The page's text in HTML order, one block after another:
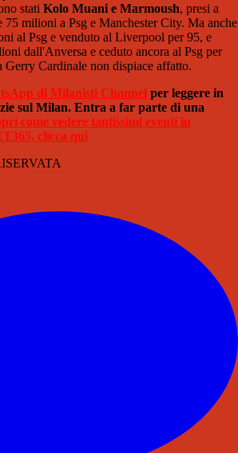
stati Kolo Muani e Marmoush, presi a
75 milioni a Psg e Manchester City. Ma anche
al Psg e venduto al Liverpool per 95, e
dall'Anversa e ceduto ancora al Psg per
Cardinale non dispiace affatto.
di Milanisti Channel per leggere in
sul Milan. Entra a far parte di una
come vedere tantissimi eventi in
clicca qui